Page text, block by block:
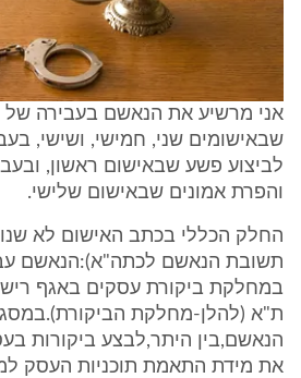
אני מרשיע את הנאשם בעבירה
שבאישומים שני, חמישי, ושישי,
לביצוע פשע שבאישום ראשון,
והפרת אמונים שבאישום שלישי.
החלק הכללי בכתב האישום לא
תשובת הנאשם לכתה"א):הנאשם
במחלקת ביקורת עסקים באגף
ת"א (להלן-מחלקת
הנאשם,בין היתר,לבצע ביקורות
את מידת התאמת תוכניות העסק